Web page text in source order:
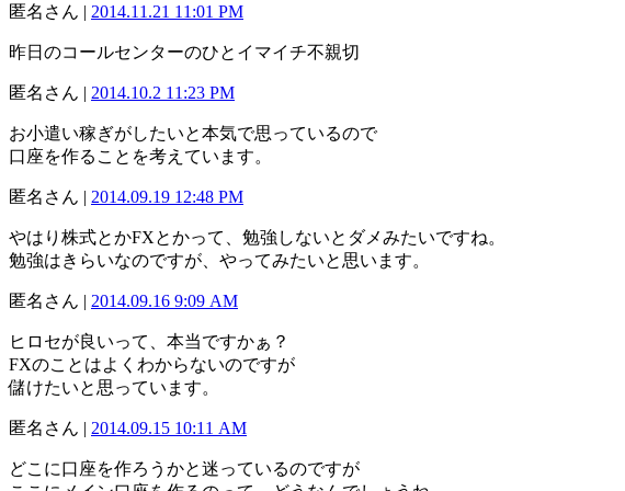
匿名さん | 2014.11.21 11:01 PM
昨日のコールセンターのひとイマイチ不親切
匿名さん | 2014.10.2 11:23 PM
お小遣い稼ぎがしたいと本気で思っているので
口座を作ることを考えています。
匿名さん | 2014.09.19 12:48 PM
やはり株式とかFXとかって、勉強しないとダメみたいですね。
勉強はきらいなのですが、やってみたいと思います。
匿名さん | 2014.09.16 9:09 AM
ヒロセが良いって、本当ですかぁ？
FXのことはよくわからないのですが
儲けたいと思っています。
匿名さん | 2014.09.15 10:11 AM
どこに口座を作ろうかと迷っているのですが